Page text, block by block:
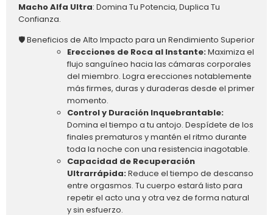
Macho Alfa Ultra: Domina Tu Potencia, Duplica Tu
Confianza.
🛡️ Beneficios de Alto Impacto para un Rendimiento Superior
Erecciones de Roca al Instante:Maximiza el
flujo sanguíneo hacia las cámaras corporales
del miembro. Logra erecciones notablemente
más firmes, duras y duraderas desde el primer
momento.
Control y Duración Inquebrantable:
Domina el tiempo a tu antojo. Despídete de los
finales prematuros y mantén el ritmo durante
toda la noche con una resistencia inagotable.
Capacidad de Recuperación
Ultrarrápida:Reduce el tiempo de descanso
entre orgasmos. Tu cuerpo estará listo para
repetir el acto una y otra vez de forma natural
y sin esfuerzo.